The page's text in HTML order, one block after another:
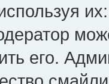
его.